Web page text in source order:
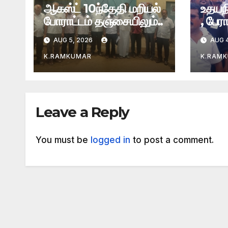
ஆகஸ்ட் 10ந்தேதி மறியல்
போராட்டம் தஞ்சையிலும்..
AUG 5, 2026
K.RAMKUMAR
,
AUG
Leave a Reply
You must be logged in to post a comment.